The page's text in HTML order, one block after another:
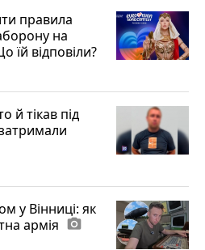
правила
на
їй відповіли?
й тікав під
у Вінниці: як
армія photo_camera